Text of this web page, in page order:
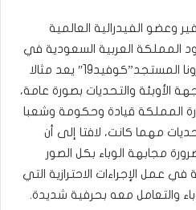
وعضو الفيدرالية العالمية
المملكة العربية السعودية في
مواجهة ومجابهة فيروس كورونا المستجد”كوفيد19″ يعد مثالا
الأوبئة والتحديات بصورة عامة،
قيادة وحكومة وشعبا
مهما كانت، لافتا إلى أن
مجابهة الوباء بكل الصور
عمل الإجراءات الاحترازية التي
والتعامل معه بحرفية شديدة.